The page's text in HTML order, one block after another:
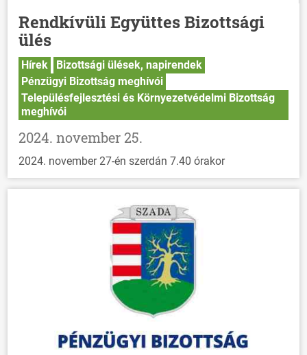
Rendkívüli Együttes Bizottsági
ülés
Hírek
Bizottsági ülések, napirendek
Pénzügyi Bizottság meghívói
Településfejlesztési és Környezetvédelmi Bizottság
meghívói
2024. november 25.
2024. november 27-én szerdán 7.40 órakor